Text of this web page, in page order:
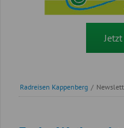
Radreisen Kappenberg /